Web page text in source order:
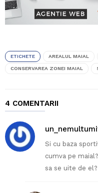
ETICHETE AREALUL MAIAL
CONSERVAREA ZONEI MAIAL
4 COMENTARII
Si cu baza
cumva pe
sa se uite de